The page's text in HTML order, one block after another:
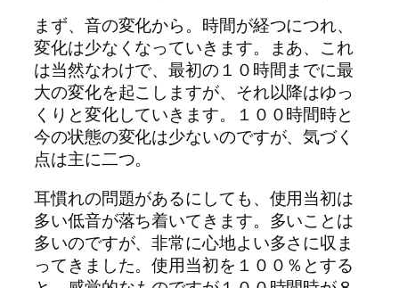
まず、音の変化から。時間が経つにつれ、
変化は少なくなっていきます。まあ、これ
は当然なわけで、最初の１０時間までに最
大の変化を起こしますが、それ以降はゆっ
くりと変化していきます。１００時間時と
今の状態の変化は少ないのですが、気づく
点は主に二つ。
耳慣れの問題があるにしても、使用当初は
多い低音が落ち着いてきます。多いことは
多いのですが、非常に心地よい多さに収ま
ってきました。使用当初を１００％とする